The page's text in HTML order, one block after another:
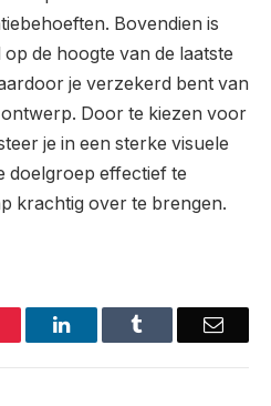
Bovendien is
de hoogte van de laatste
je verzekerd bent van
Door te kiezen voor
je in een sterke visuele
doelgroep effectief te
krachtig over te brengen.
LinkedIn Email